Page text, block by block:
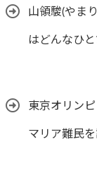
山領駿(やま
はどんなひ
東京オリン
マリア難民を